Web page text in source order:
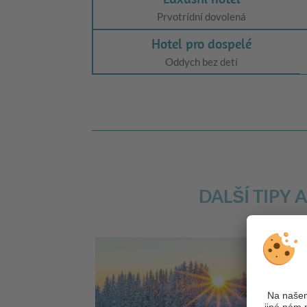
Prvotrídní dovolená
Hotel pro dospelé
Oddych bez detí
DALŠÍ TIPY